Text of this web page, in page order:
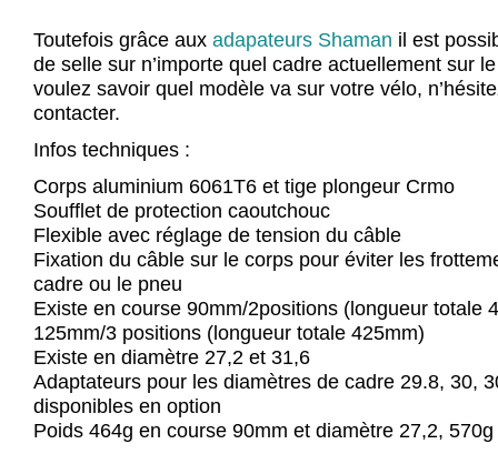
Toutefois grâce aux adapateurs Shaman il est
de selle sur n’importe quel cadre actuellement sur
voulez savoir quel modèle va sur votre vélo,
contacter.
Infos techniques :
Corps aluminium 6061T6 et tige plongeur Crmo
Soufflet de protection caoutchouc
Flexible avec réglage de tension du câble
Fixation du câble sur le corps pour éviter les
cadre ou le pneu
Existe en course 90mm/2positions (longueur totale
125mm/3 positions (longueur totale 425mm)
Existe en diamètre 27,2 et 31,6
Adaptateurs pour les diamètres de cadre 29.8, 30,
disponibles en option
Poids 464g en course 90mm et diamètre 27,2,